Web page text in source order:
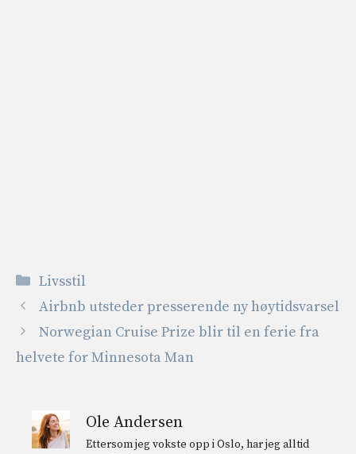
Kategorier
Livsstil
Airbnb utsteder presserende ny høytidsvarsel
Norwegian Cruise Prize blir til en ferie fra
helvete for Minnesota Man
Ole Andersen
Ettersom jeg vokste opp i Oslo, har jeg alltid